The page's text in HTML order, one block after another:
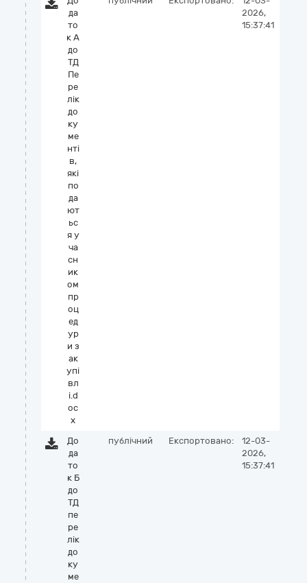
да
то
к А
до
ТД
Пе
ре
лік
до
ку
ме
нті
в,
які
по
да
ют
ьс
я у
ча
сн
ик
ом
пр
оц
ед
ур
и з
ак
упі
вл
і.d
oc
x
2026,
15:37:41
До
да
то
к Б
до
ТД
пе
ре
лік
до
ку
ме
публічний Експортовано:
12-03-
2026,
15:37:41